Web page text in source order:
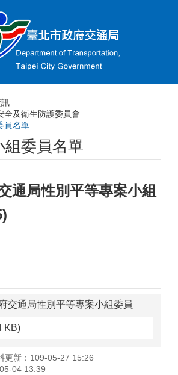
全及衛生防護委員會
員名單
組委員名單
通局性別平等專案小組
交通局性別平等專案小組委員
KB)
更新：109-05-27 15:26
04 13:39